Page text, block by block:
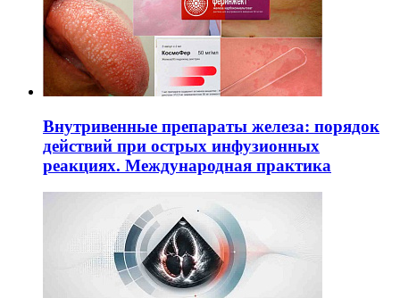
Внутривенные препараты железа: порядок
действий при острых инфузионных
реакциях. Международная практика